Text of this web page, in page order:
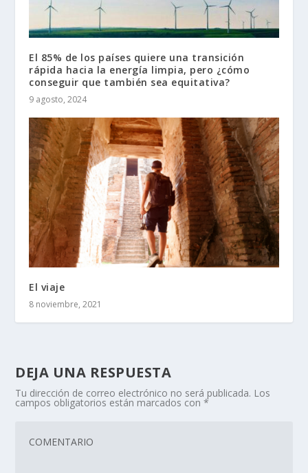
El 85% de los países quiere una transición
rápida hacia la energía limpia, pero ¿cómo
conseguir que también sea equitativa?
9 agosto, 2024
El viaje
8 noviembre, 2021
DEJA UNA RESPUESTA
Tu dirección de correo electrónico no será publicada. Los
campos obligatorios están marcados con*